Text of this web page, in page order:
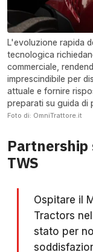
L'evoluzione rapida
tecnologica
commerciale,
imprescindibile per
attuale e fornire
preparati su guida di
Foto di: OmniTrattore.it
Partnership
TWS
Ospitare il
Tractors
stato per